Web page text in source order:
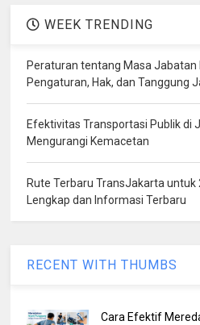
WEEK TRENDING
Peraturan tentang Masa Jabatan
Pengaturan, Hak, dan Tanggung
Efektivitas Transportasi Publik di
Mengurangi Kemacetan
Rute Terbaru TransJakarta untuk
Lengkap dan Informasi Terbaru
RECENT WITH THUMBS
Cara Efektif